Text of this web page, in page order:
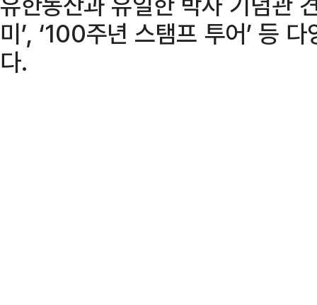
미’, ‘100주년 스탬프 투어’ 등
다.